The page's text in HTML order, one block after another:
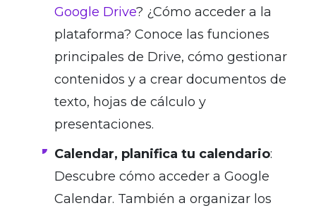
Google Drive? ¿Cómo acceder a la
plataforma? Conoce las funciones
principales de Drive, cómo gestionar
contenidos y a crear documentos de
texto, hojas de cálculo y
presentaciones.
Calendar, planifica tu calendario:
Descubre cómo acceder a Google
Calendar. También a organizar los